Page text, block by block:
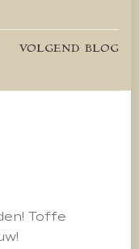
VOLGEND BLOG
Toffe